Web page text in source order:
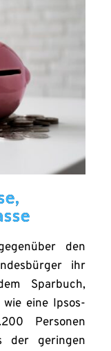
den
ihr
Sparbuch,
wie eine Ipsos-
Personen
der geringen